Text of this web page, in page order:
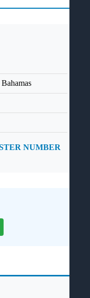
NUMBER